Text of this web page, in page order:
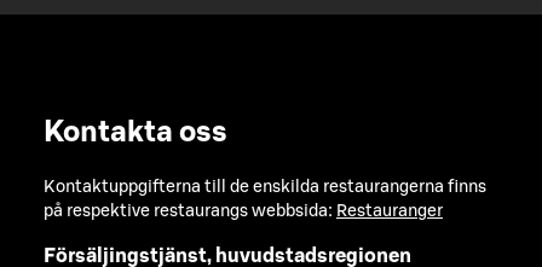
Kontakta oss
Kontaktuppgifterna till de enskilda restaurangerna finns
på respektive restaurangs webbsida: Restauranger
Försäljingstjänst, huvudstadsregionen